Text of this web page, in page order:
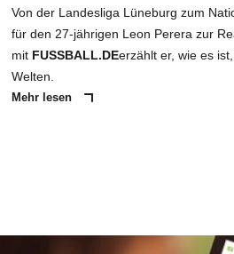
Von der Landesliga Lüneburg zum
für den 27-jährigen Leon Perera zur
mit FUSSBALL.DEerzählt er, wie es
Welten.
Mehr lesen